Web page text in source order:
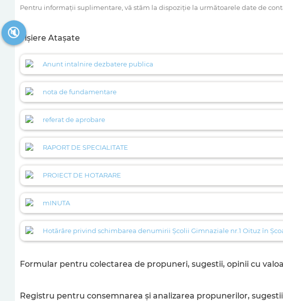
Pentru informaţii suplimentare, vă stăm la dispoziţie la următoarele date de
Fișiere Atașate
Anunt intalnire dezbatere publica
nota de fundamentare
referat de aprobare
RAPORT DE SPECIALITATE
PROIECT DE HOTARARE
mINUTA
Hotărâre privind schimbarea denumirii Școlii Gimnaziale nr.1 Oituz în
Formular pentru colectarea de propuneri, sugestii, opinii cu
Registru pentru consemnarea şi analizarea propunerilor,
🔇